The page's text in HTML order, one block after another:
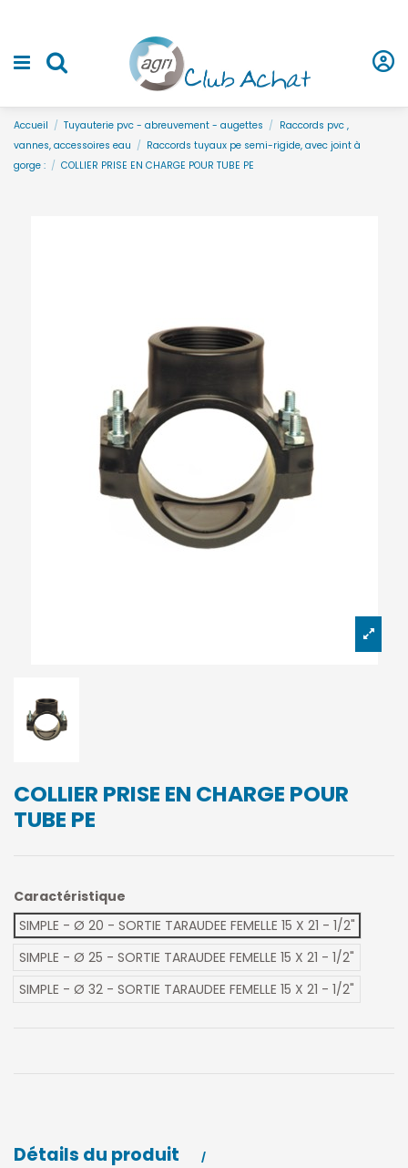
Accueil Tuyauterie pvc - abreuvement - augettes
Raccords pvc ,
vannes, accessoires eau
Raccords tuyaux pe semi-rigide, avec joint à
gorge :
COLLIER PRISE EN CHARGE POUR TUBE PE
COLLIER PRISE EN CHARGE POUR
TUBE PE
Caractéristique
SIMPLE - Ø 20 - SORTIE TARAUDEE FEMELLE 15 X 21 - 1/2"
SIMPLE - Ø 25 - SORTIE TARAUDEE FEMELLE 15 X 21 - 1/2"
SIMPLE - Ø 32 - SORTIE TARAUDEE FEMELLE 15 X 21 - 1/2"
Détails du produit